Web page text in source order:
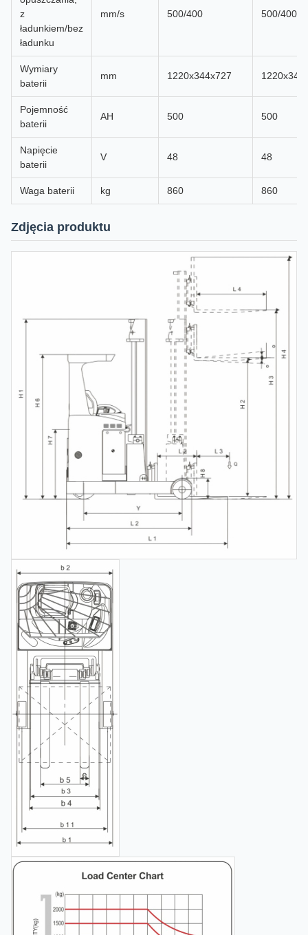
z
ładunkiem/bez
ładunku
mm/s 500/400 500/400
Wymiary
baterii
mm 1220x344x727
Pojemność
baterii
AH 500 500
Napięcie
baterii
V 48 48
Waga baterii kg 860 860
Zdjęcia produktu